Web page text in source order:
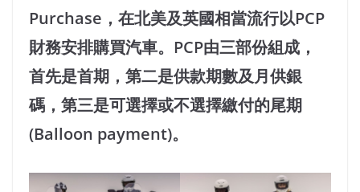
Purchase，在北美及英國相當流行以PCP
財務安排購買汽車。PCP由三部份組成，
首先是首期，第二是供款期數及月供銀
碼，第三是可選擇或不選擇繳付的尾期
(Balloon payment)。